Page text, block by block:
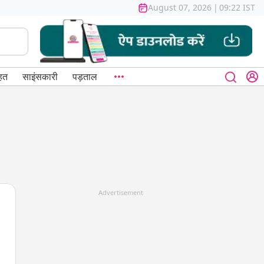
August 07, 2026 | 09:22 IST
साइंसकारी पड़ताल
Advertisement